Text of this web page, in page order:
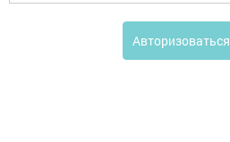
Авторизоваться